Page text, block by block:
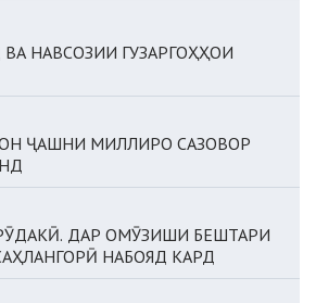
НАВСОЗИИ ГУЗАРГОҲҲОИ
ҶАШНИ МИЛЛИРО САЗОВОР
ДАР ОМӮЗИШИ БЕШТАРИ
НАБОЯД КАРД